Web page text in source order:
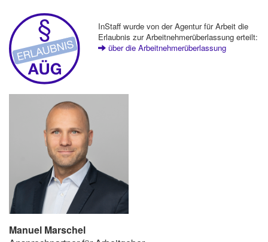
InStaff wurde von der Agentur für Arbeit die
Erlaubnis zur Arbeitnehmerüberlassung erteilt:
über die Arbeitnehmerüberlassung
Manuel Marschel